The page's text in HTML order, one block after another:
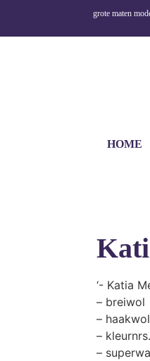
grote maten
HOME
‘- Katia
– breiwol
– haakwol
–
–